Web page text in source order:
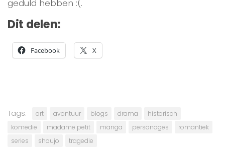
geduld hebben :(.
Dit delen:
Facebook X
Tags: art avontuur blogs drama
historisch
komedie
madame petit manga personages
romantiek
series
shoujo tragedie